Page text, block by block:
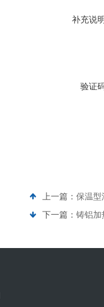
补充说
验证
上一篇： 保温型
下一篇： 铸铝加